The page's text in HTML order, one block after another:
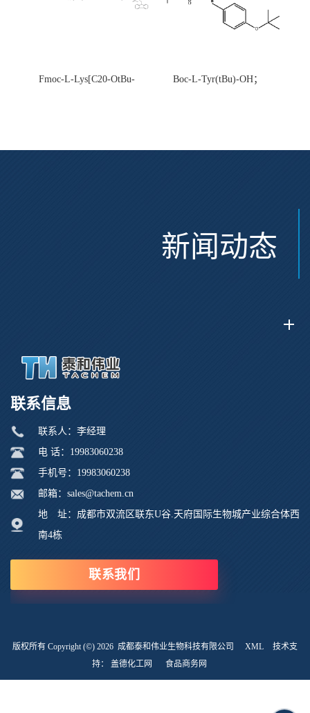
Fmoc-L-Lys[C20-OtBu-
Boc-L-Tyr(tBu)-OH；
新闻动态
联系信息
联系人：李经理
电 话：19983060238
手机号：19983060238
邮箱：sales@tachem.cn
地 址：成都市双流区联东U谷.天府国际生物城产业综合体西
南4栋
联系我们
版权所有 Copyright (©) 2026 成都泰和伟业生物科技有限公司 XML
技术支
持： 盖德化工网 食品商务网